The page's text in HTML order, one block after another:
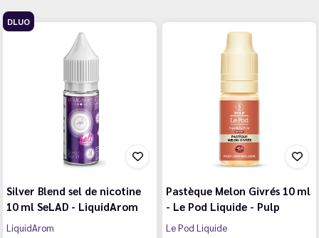
DLUO
Silver Blend sel de nicotine
10 ml SeLAD - LiquidArom
LiquidArom
Pastèque Melon Givrés 10 ml
- Le Pod Liquide - Pulp
Le Pod Liquide